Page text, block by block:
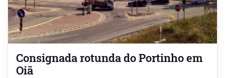
Consignada rotunda do Portinho em
Oiã